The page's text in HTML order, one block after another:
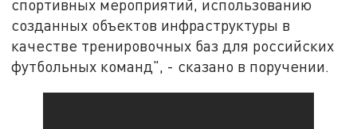
спортивных мероприятий, использованию
созданных объектов инфраструктуры в
качестве тренировочных баз для российских
футбольных команд", - сказано в поручении.